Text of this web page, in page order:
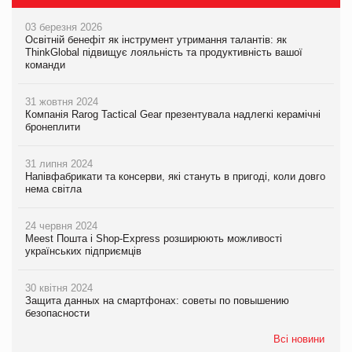
03 березня 2026
Освітній бенефіт як інструмент утримання талантів: як
ThinkGlobal підвищує лояльність та продуктивність вашої
команди
31 жовтня 2024
Компанія Rarog Tactical Gear презентувала надлегкі керамічні
бронеплити
31 липня 2024
Напівфабрикати та консерви, які стануть в пригоді, коли довго
нема світла
24 червня 2024
Meest Пошта і Shop-Express розширюють можливості
українських підприємців
30 квітня 2024
Защита данных на смартфонах: советы по повышению
безопасности
Всі новини